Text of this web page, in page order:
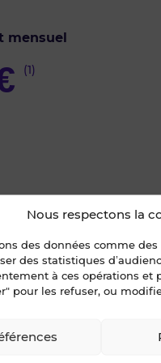
Nous respectons la
des données comme
des statistiques
à ces opérations et
pour les refuser, ou
mensuel
(1)
créneaux
ce bien ?